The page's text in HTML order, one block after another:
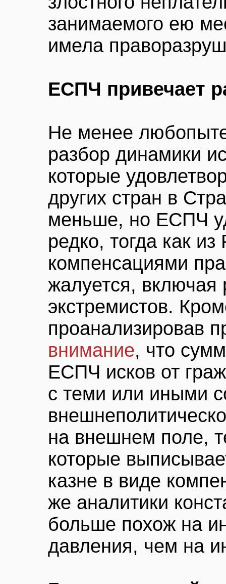
занимаемого ею
имела
ЕСПЧ привечает
Не менее
разбор динамики
которые
других стран в
меньше, но ЕСПЧ
редко, тогда как
компенсациями
жалуется, включая
экстремистов.
проанализировав
внимание, что
ЕСПЧ исков от
с теми или иными
на внешнем поле,
которые
казне в виде
же аналитики
больше похож на
давления, чем на